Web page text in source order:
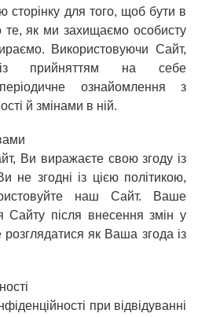
сторінку для того, щоб бути в
те, як ми захищаємо особисту
Використовуючи Сайт,
прийняттям на себе
ознайомлення з
й змінами в ній.
Ви виражаєте свою згоду із
не згодні із цією політикою,
наш Сайт. Ваше
Сайту після внесення змін у
як Ваша згода із
при відвідуванні